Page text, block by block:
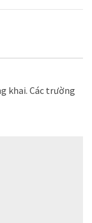
khai. Các trường